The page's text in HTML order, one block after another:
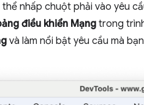
nhấp chuột phải vào yêu
điều khiển Mạngtrong
và làm nổi bật yêu cầu mà